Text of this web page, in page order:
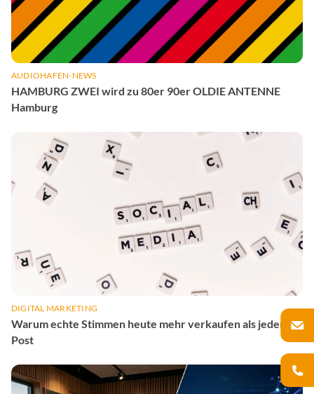
AUDIOHAFEN-NEWS
HAMBURG ZWEI wird zu 80er 90er OLDIE ANTENNE
Hamburg
DIGITAL MARKETING
Warum echte Stimmen heute mehr verkaufen als jeder KI-
Post